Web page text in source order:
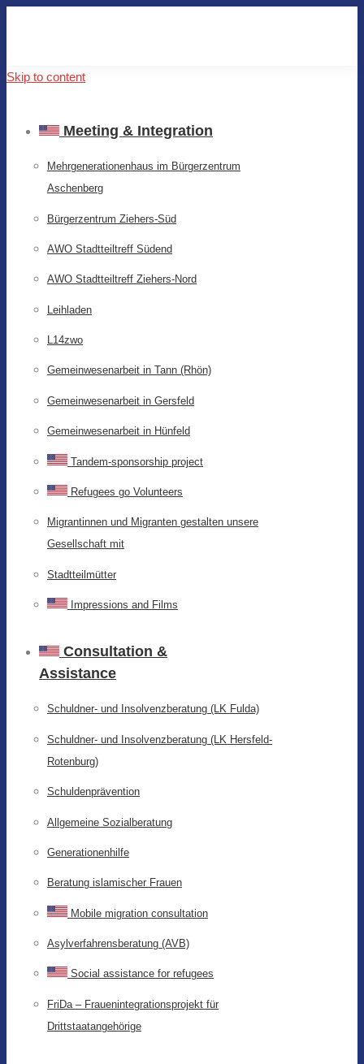
Skip to content
Meeting & Integration
Mehrgenerationenhaus im Bürgerzentrum
Aschenberg
Bürgerzentrum Ziehers-Süd
AWO Stadtteiltreff Südend
AWO Stadtteiltreff Ziehers-Nord
Leihladen
L14zwo
Gemeinwesenarbeit in Tann (Rhön)
Gemeinwesenarbeit in Gersfeld
Gemeinwesenarbeit in Hünfeld
Tandem-sponsorship project
Refugees go Volunteers
Migrantinnen und Migranten gestalten unsere
Gesellschaft mit
Stadtteilmütter
Impressions and Films
Consultation &
Assistance
Schuldner- und Insolvenzberatung (LK Fulda)
Schuldner- und Insolvenzberatung (LK Hersfeld-
Rotenburg)
Schuldenprävention
Allgemeine Sozialberatung
Generationenhilfe
Beratung islamischer Frauen
Mobile migration consultation
Asylverfahrensberatung (AVB)
Social assistance for refugees
FriDa – Frauenintegrationsprojekt für
Drittstaatangehörige